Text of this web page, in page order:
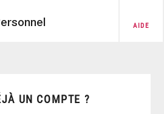
AIDE
UN COMPTE ?